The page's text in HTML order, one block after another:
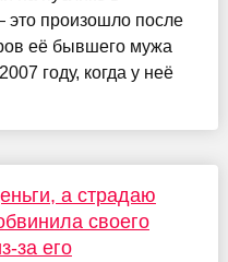
это произошло после
её бывшего мужа
году, когда у неё
а страдаю
своего
за его